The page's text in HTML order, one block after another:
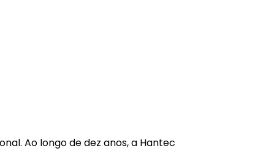
Ao longo de dez anos, a Hantec